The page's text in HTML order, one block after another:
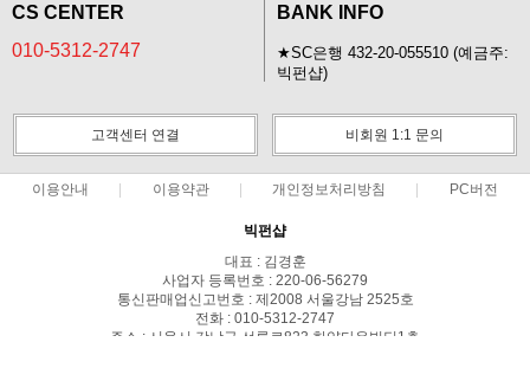
CS CENTER
010-5312-2747
BANK INFO
★SC은행 432-20-055510 (예금주:
빅펀샵)
고객센터 연결 비회원 1:1 문의
이용안내 이용약관 개인정보처리방침 PC버전
빅펀샵
대표 : 김경훈
사업자 등록번호 : 220-06-56279
통신판매업신고번호 : 제2008 서울강남 2525호
전화 : 010-5312-2747
주소 : 서울시 강남구 선릉로823 한양타운빌딩1층